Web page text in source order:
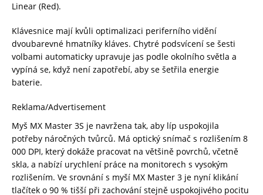
Linear (Red).
Klávesnice mají kvůli optimalizaci periferního vidění
dvoubarevné hmatníky kláves. Chytré podsvícení se šesti
volbami automaticky upravuje jas podle okolního světla a
vypíná se, když není zapotřebí, aby se šetřila energie
baterie.
Reklama/Advertisement
Myš MX Master 3S je navržena tak, aby líp uspokojila
potřeby náročných tvůrců. Má optický snímač s rozlišením 8
000 DPI, který dokáže pracovat na většině povrchů, včetně
skla, a nabízí urychlení práce na monitorech s vysokým
rozlišením. Ve srovnání s myší MX Master 3 je nyní klikání
tlačítek o 90 % tišší při zachování stejně uspokojivého pocitu